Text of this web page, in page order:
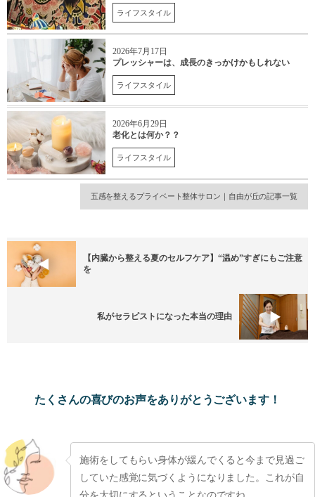
ライフスタイル
2026年7月17日
プレッシャーは、成長のきっかけかもしれない
ライフスタイル
2026年6月29日
老化とは何か？？
ライフスタイル
五感を整えるプライベート整体サロン｜自由が丘の記事一覧
【内臓から整える夏のセルフケア】“温め”すぎにもご注意
を
私がセラピストになった本当の理由
たくさんの喜びのお声をありがとうございます！
施術をしてもらい身体が緩んでくると今まで見過ご
していた感覚に気づくようになりました。これが自